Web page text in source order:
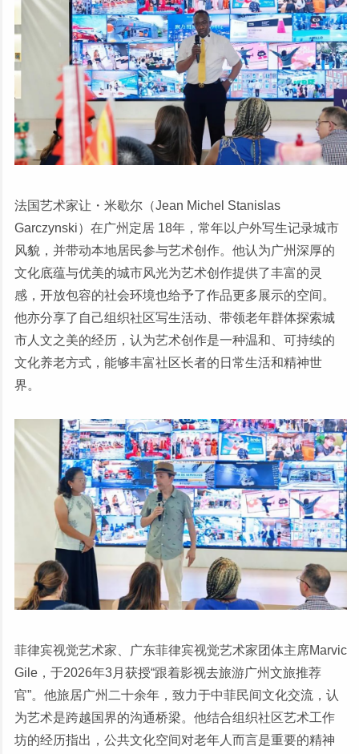
法国艺术家让・米歇尔（Jean Michel Stanislas
Garczynski）在广州定居 18年，常年以户外写生记录城市
风貌，并带动本地居民参与艺术创作。他认为广州深厚的
文化底蕴与优美的城市风光为艺术创作提供了丰富的灵
感，开放包容的社会环境也给予了作品更多展示的空间。
他亦分享了自己组织社区写生活动、带领老年群体探索城
市人文之美的经历，认为艺术创作是一种温和、可持续的
文化养老方式，能够丰富社区长者的日常生活和精神世
界。
菲律宾视觉艺术家、广东菲律宾视觉艺术家团体主席Marvic
Gile，于2026年3月获授“跟着影视去旅游广州文旅推荐
官”。他旅居广州二十余年，致力于中菲民间文化交流，认
为艺术是跨越国界的沟通桥梁。他结合组织社区艺术工作
坊的经历指出，公共文化空间对老年人而言是重要的精神